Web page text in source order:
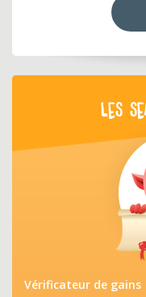
LES
Vérificateur de gains